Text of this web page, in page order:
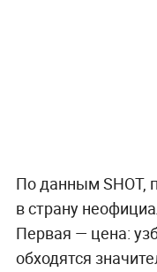
По данным SHOT,
в страну
Первая — цена:
обходятся